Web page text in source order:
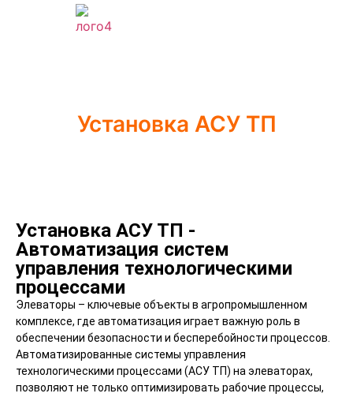
Установка АСУ ТП
Установка АСУ ТП -
Автоматизация систем
управления технологическими
процессами
Элеваторы – ключевые объекты в агропромышленном
комплексе, где автоматизация играет важную роль в
обеспечении безопасности и бесперебойности процессов.
Автоматизированные системы управления
технологическими процессами (АСУ ТП) на элеваторах,
позволяют не только оптимизировать рабочие процессы,